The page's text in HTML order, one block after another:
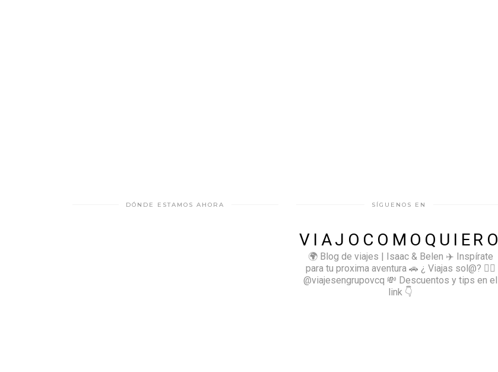
DÓNDE ESTAMOS AHORA SÍGUENOS EN
VIAJOCOMOQUIERO
🌍 Blog de viajes | Isaac & Belen ✈️ Inspírate
para tu proxima aventura 🚗 ¿ Viajas sol@? 👉🏻
@viajesengrupovcq 💸 Descuentos y tips en el
link 👇